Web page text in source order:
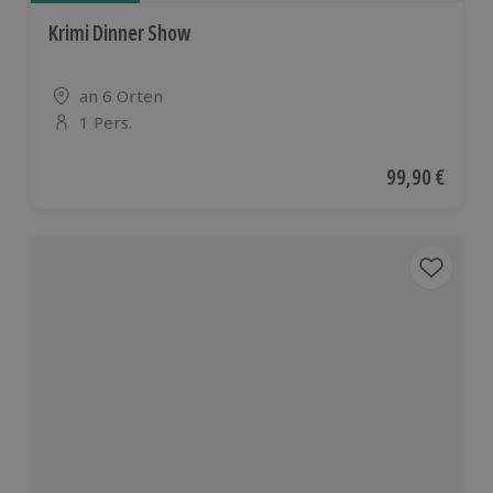
Krimi Dinner Show
Standort
an 6 Orten
Anzahl der Teilnehmer
1 Pers.
Aktueller
99,90 €